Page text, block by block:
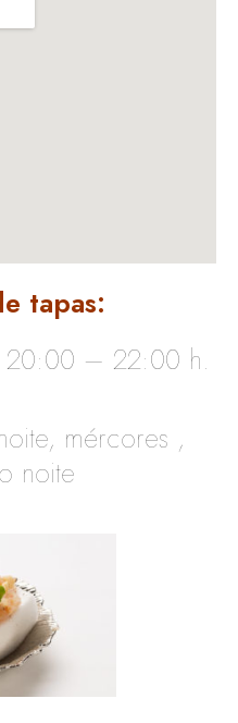
tapas:
– 22:00 h.
mércores ,
noite